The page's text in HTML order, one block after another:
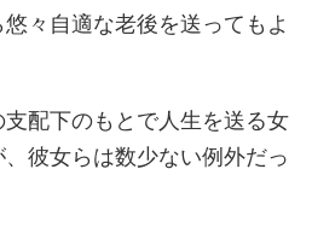
々自適な老後を送ってもよ
配下のもとで人生を送る女
彼女らは数少ない例外だっ